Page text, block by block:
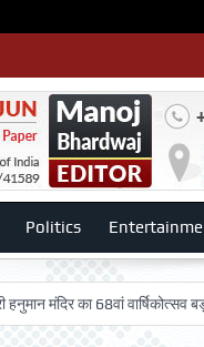
Politics
का 68वां वार्षिकोत्सव बड़ी धूमधाम